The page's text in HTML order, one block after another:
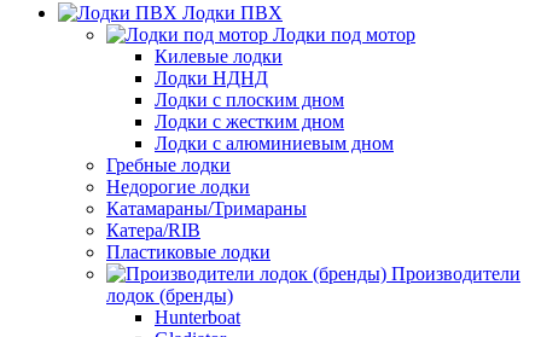
Лодки ПВХ
Лодки под мотор
Килевые лодки
Лодки НДНД
Лодки с плоским дном
Лодки с жестким дном
Лодки с алюминиевым дном
Гребные лодки
Недорогие лодки
Катамараны/Тримараны
Катера/RIB
Пластиковые лодки
Производители
лодок (бренды)
Hunterboat